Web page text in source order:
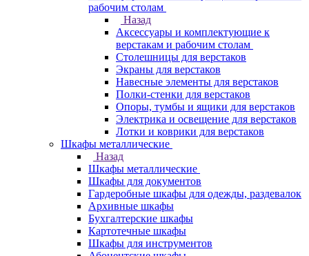
рабочим столам
Назад
Аксессуары и комплектующие к
верстакам и рабочим столам
Столешницы для верстаков
Экраны для верстаков
Навесные элементы для верстаков
Полки-стенки для верстаков
Опоры, тумбы и ящики для верстаков
Электрика и освещение для верстаков
Лотки и коврики для верстаков
Шкафы металлические
Назад
Шкафы металлические
Шкафы для документов
Гардеробные шкафы для одежды, раздевалок
Архивные шкафы
Бухгалтерские шкафы
Картотечные шкафы
Шкафы для инструментов